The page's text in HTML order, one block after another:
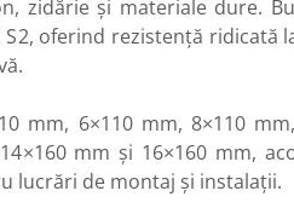
zidărie și materiale dure.
oferind rezistență ridicată
mm, 6×110 mm, 8×110
mm și 16×160 mm,
lucrări de montaj și instalații.